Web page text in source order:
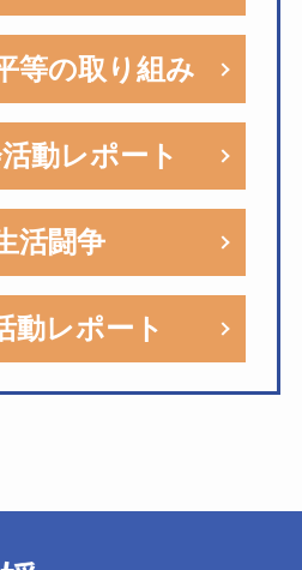
等の取り組み
動レポート
活闘争
動レポート